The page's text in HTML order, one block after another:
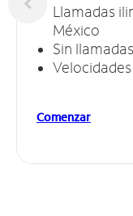
Llamadas
México
Sin
Comenzar